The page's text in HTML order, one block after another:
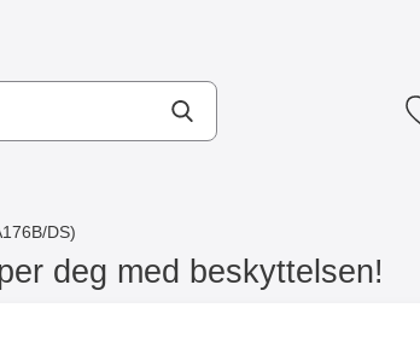
DS)
deg med beskyttelsen!